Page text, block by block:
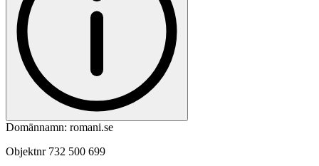
Domännamn: romani.se
Objektnr 732 500 699